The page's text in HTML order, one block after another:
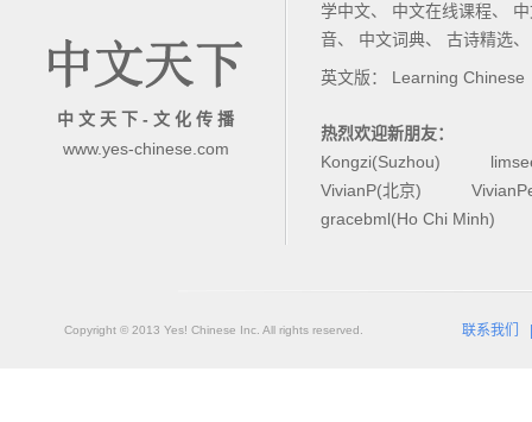
中 文 天 下 - 文 化 传 播
www.yes-chinese.com
学中文、 中文在线课程、
音、 中文词典、 古诗精选
英文版： Learning Chinese
热烈欢迎新朋友：
Kongzi(Suzhou)
VivianP(北京)
gracebml(Ho Chi Minh)
Copyright © 2013 Yes! Chinese Inc. All rights reserved. 联系我们